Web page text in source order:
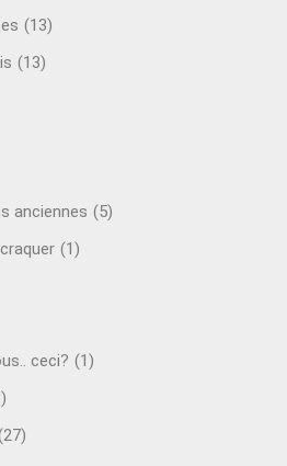
(13)
(13)
anciennes (5)
(1)
ceci? (1)